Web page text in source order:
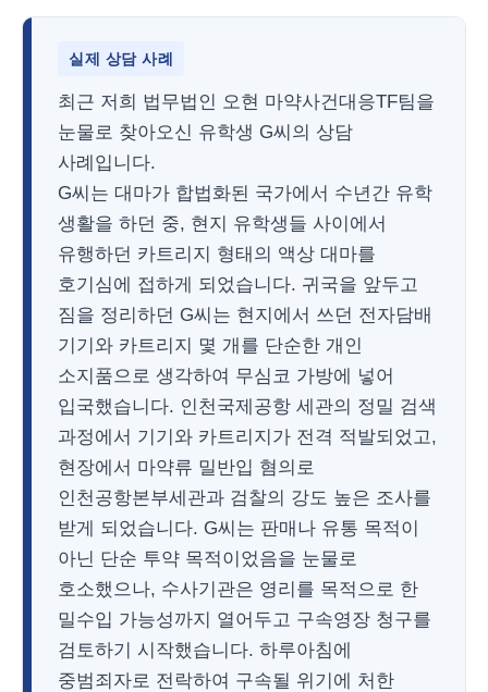
실제 상담 사례
최근 저희 법무법인 오현 마약사건대응TF팀을
눈물로 찾아오신 유학생 G씨의 상담
사례입니다.
G씨는 대마가 합법화된 국가에서 수년간 유학
생활을 하던 중, 현지 유학생들 사이에서
유행하던 카트리지 형태의 액상 대마를
호기심에 접하게 되었습니다. 귀국을 앞두고
짐을 정리하던 G씨는 현지에서 쓰던 전자담배
기기와 카트리지 몇 개를 단순한 개인
소지품으로 생각하여 무심코 가방에 넣어
입국했습니다. 인천국제공항 세관의 정밀 검색
과정에서 기기와 카트리지가 전격 적발되었고,
현장에서 마약류 밀반입 혐의로
인천공항본부세관과 검찰의 강도 높은 조사를
받게 되었습니다. G씨는 판매나 유통 목적이
아닌 단순 투약 목적이었음을 눈물로
호소했으나, 수사기관은 영리를 목적으로 한
밀수입 가능성까지 열어두고 구속영장 청구를
검토하기 시작했습니다. 하루아침에
중범죄자로 전락하여 구속될 위기에 처한